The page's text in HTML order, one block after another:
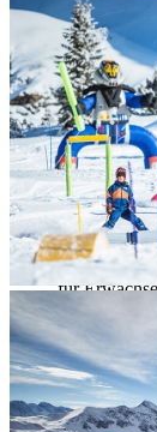
Kinder von
unserem
Ski-Spaß
13 bis 18
Snow
Begleitung
Kinder ab 6
(Aufpreis
Rodeln*–
Begleitung
Rodel-
für
unter 10
Tauern
ab 12
Mastermind